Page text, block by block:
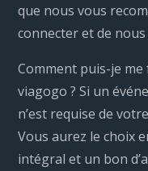
que nous vous
connecter et de
Comment puis-je
viagogo ? Si un
n’est requise de
Vous aurez le choix
intégral et un bon